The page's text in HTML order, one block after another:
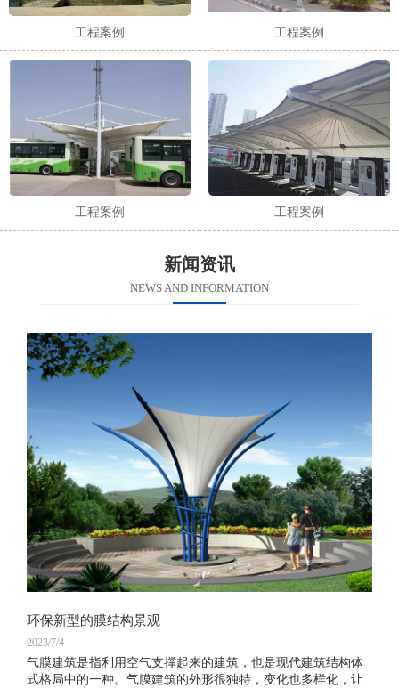
工程案例 工程案例
工程案例 工程案例
新闻资讯
NEWS AND INFORMATION
环保新型的膜结构景观
2023/7/4
气膜建筑是指利用空气支撑起来的建筑，也是现代建筑结构体
式格局中的一种。气膜建筑的外形很独特，变化也多样化，让